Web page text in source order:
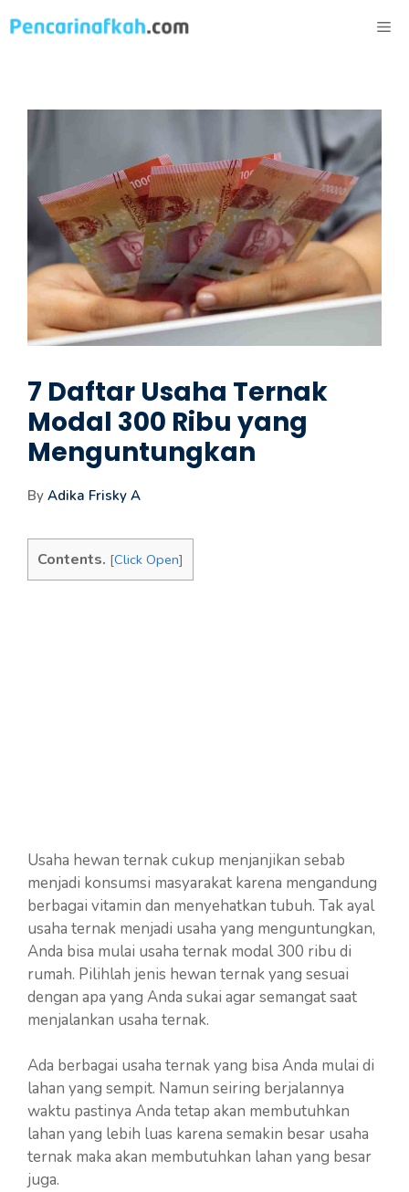
ke
7 Daftar Usaha Ternak
Modal 300 Ribu yang
Menguntungkan
By Adika Frisky A
Contents. [Click Open]
Usaha hewan ternak cukup menjanjikan sebab
menjadi konsumsi masyarakat karena mengandung
berbagai vitamin dan menyehatkan tubuh. Tak ayal
usaha ternak menjadi usaha yang menguntungkan,
Anda bisa mulai usaha ternak modal 300 ribu di
rumah. Pilihlah jenis hewan ternak yang sesuai
dengan apa yang Anda sukai agar semangat saat
menjalankan usaha ternak.
Ada berbagai usaha ternak yang bisa Anda mulai di
lahan yang sempit. Namun seiring berjalannya
waktu pastinya Anda tetap akan membutuhkan
lahan yang lebih luas karena semakin besar usaha
ternak maka akan membutuhkan lahan yang besar
juga.